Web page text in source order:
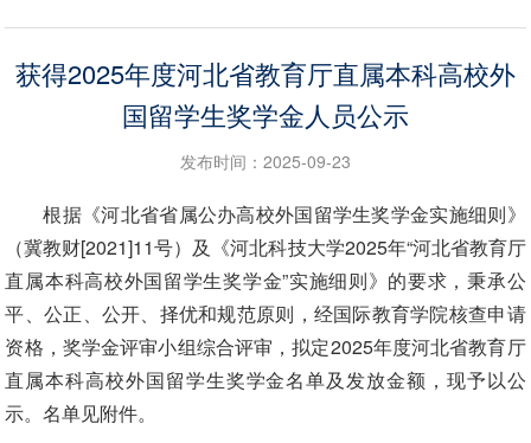
获得2025年度河北省教育厅直属本科高校外
国留学生奖学金人员公示
发布时间：2025-09-23
根据《河北省省属公办高校外国留学生奖学金实施细则》
（冀教财[2021]11号）及《河北科技大学2025年“河北省教育厅
直属本科高校外国留学生奖学金”实施细则》的要求，秉承公
平、公正、公开、择优和规范原则，经国际教育学院核查申请
资格，奖学金评审小组综合评审，拟定2025年度河北省教育厅
直属本科高校外国留学生奖学金名单及发放金额，现予以公
示。名单见附件。